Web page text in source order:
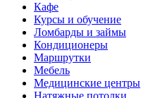
Кафе
Курсы и обучение
Ломбарды и займы
Кондиционеры
Маршрутки
Мебель
Медицинские центры
Натяжные потолки